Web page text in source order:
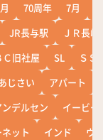
70周年 7月
JR長与駅
ＪＲ長崎
Ｃ旧社屋 SL
ＳＳ
じさい アパート
ンデルセン
イービー
ット インド
ウ